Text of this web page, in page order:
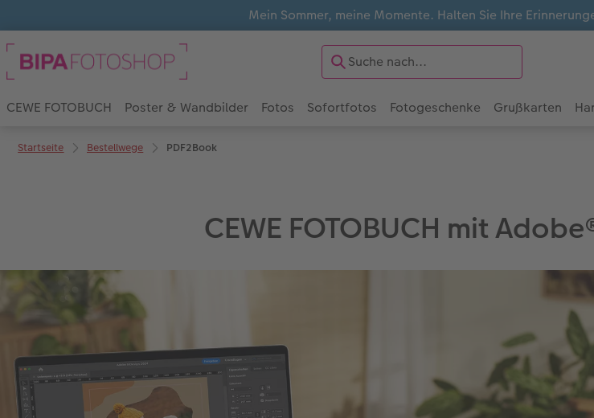
Mein Sommer, meine Momente. Halten Sie Ihre
CEWE FOTOBUCH Poster & Wandbilder Fotos Sofortfotos Fotogeschenke Grußkarten
Startseite Bestellwege PDF2Book
CEWE FOTOBUCH mit